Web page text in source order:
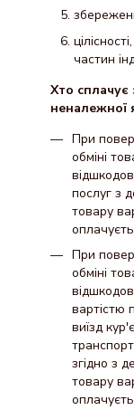
частин
Хто сплачує
неналежної
При
обміні
послуг з
товару
При
обміні
вартістю
виїзд
згідно з
товару